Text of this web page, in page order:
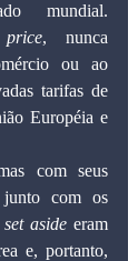
mundial.
, nunca
ou ao
tarifas de
Européia e
com seus
junto com os
set aside eram
e, portanto,